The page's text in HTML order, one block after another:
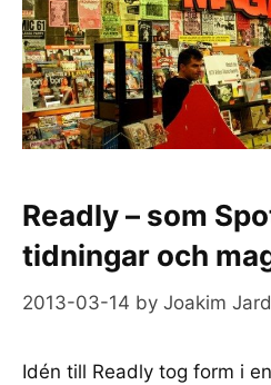
Readly – som
tidningar och
2013-03-14 by Joakim
Idén till Readly tog form i